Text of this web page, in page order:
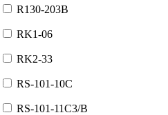
R130-203B
RK1-06
RK2-33
RS-101-10C
RS-101-11C3/B